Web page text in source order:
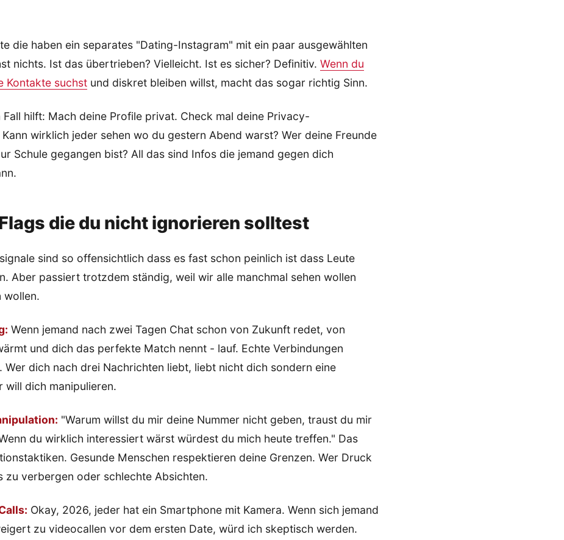
die haben ein separates "Dating-Instagram" mit ein paar ausgewählten
nichts. Ist das übertrieben? Vielleicht. Ist es sicher? Definitiv. Wenn du
Kontakte suchst und diskret bleiben willst, macht das sogar richtig Sinn.
Fall hilft: Mach deine Profile privat. Check mal deine Privacy-
Kann wirklich jeder sehen wo du gestern Abend warst? Wer deine Freunde
Schule gegangen bist? All das sind Infos die jemand gegen dich
die du nicht ignorieren solltest
sind so offensichtlich dass es fast schon peinlich ist dass Leute
Aber passiert trotzdem ständig, weil wir alle manchmal sehen wollen
wollen.
Wenn jemand nach zwei Tagen Chat schon von Zukunft redet, von
und dich das perfekte Match nennt - lauf. Echte Verbindungen
Wer dich nach drei Nachrichten liebt, liebt nicht dich sondern eine
will dich manipulieren.
"Warum willst du mir deine Nummer nicht geben, traust du mir
du wirklich interessiert wärst würdest du mich heute treffen." Das
Gesunde Menschen respektieren deine Grenzen. Wer Druck
zu verbergen oder schlechte Absichten.
Okay, 2026, jeder hat ein Smartphone mit Kamera. Wenn sich jemand
zu videocallen vor dem ersten Date, würd ich skeptisch werden.